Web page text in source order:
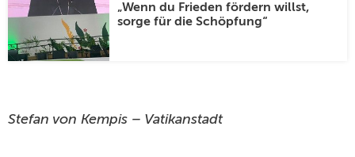
„Wenn du Frieden fördern willst,
sorge für die Schöpfung“
Stefan von Kempis – Vatikanstadt